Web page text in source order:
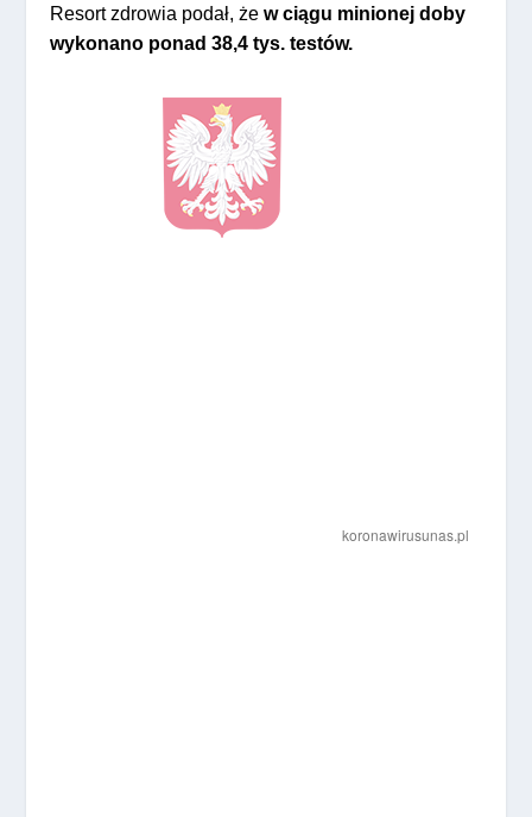
Resort zdrowia podał, żew ciągu minionej doby
wykonano ponad 38,4 tys. testów.